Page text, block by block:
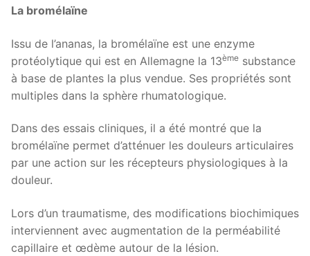
La bromélaïne
Issu de l’ananas, la bromélaïne est une enzyme
protéolytique qui est en Allemagne la 13ème substance
à base de plantes la plus vendue. Ses propriétés sont
multiples dans la sphère rhumatologique.
Dans des essais cliniques, il a été montré que la
bromélaïne permet d’atténuer les douleurs articulaires
par une action sur les récepteurs physiologiques à la
douleur.
Lors d’un traumatisme, des modifications biochimiques
interviennent avec augmentation de la perméabilité
capillaire et œdème autour de la lésion.